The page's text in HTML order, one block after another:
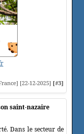
[22-12-2025] [#3]
saint-nazaire
Dans le secteur de